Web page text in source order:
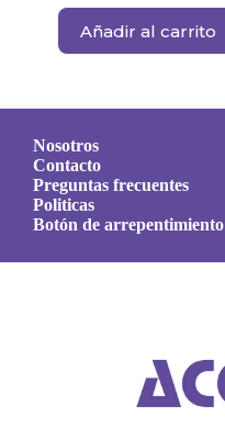
Añadir al carrito
Nosotros
Contacto
Preguntas frecuentes
Politicas
Botón de arrepentimiento